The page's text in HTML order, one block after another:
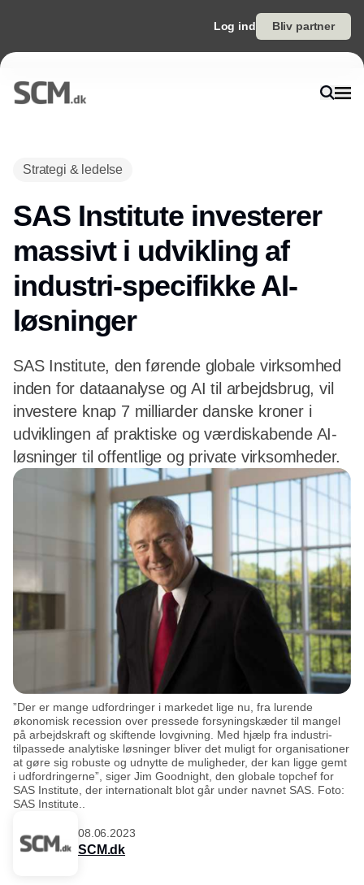
Log ind Bliv partner
Strategi & ledelse
SAS Institute investerer
massivt i udvikling af
industri-specifikke AI-
løsninger
SAS Institute, den førende globale virksomhed
inden for dataanalyse og AI til arbejdsbrug, vil
investere knap 7 milliarder danske kroner i
udviklingen af praktiske og værdiskabende AI-
løsninger til offentlige og private virksomheder.
”Der er mange udfordringer i markedet lige nu, fra lurende
økonomisk recession over pressede forsyningskæder til mangel
på arbejdskraft og skiftende lovgivning. Med hjælp fra industri-
tilpassede analytiske løsninger bliver det muligt for organisationer
at gøre sig robuste og udnytte de muligheder, der kan ligge gemt
i udfordringerne”, siger Jim Goodnight, den globale topchef for
SAS Institute, der internationalt blot går under navnet SAS. Foto:
SAS Institute..
08.06.2023
SCM.dk